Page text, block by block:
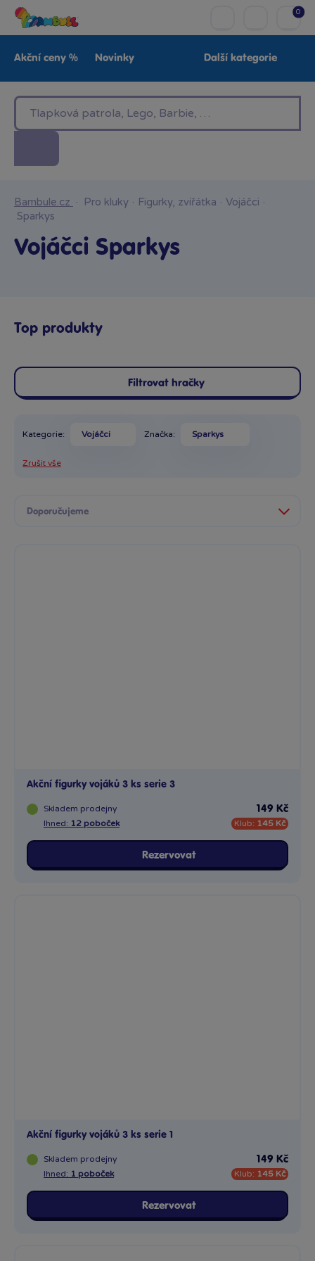
0
Akční ceny % Novinky
Baby Značky
Další kategorie
Bambule.cz · Pro kluky · Figurky, zvířátka · Vojáčci ·
Sparkys
Vojáčci Sparkys
Top produkty
Filtrovat hračky
Kategorie: Vojáčci Značka: Sparkys
Zrušit vše
Akční figurky vojáků 3 ks serie 3
Skladem prodejny
Ihned: 12 poboček
149 Kč
Klub: 145 Kč
Rezervovat
Akční figurky vojáků 3 ks serie 1
Skladem prodejny
Ihned: 1 poboček
149 Kč
Klub: 145 Kč
Rezervovat